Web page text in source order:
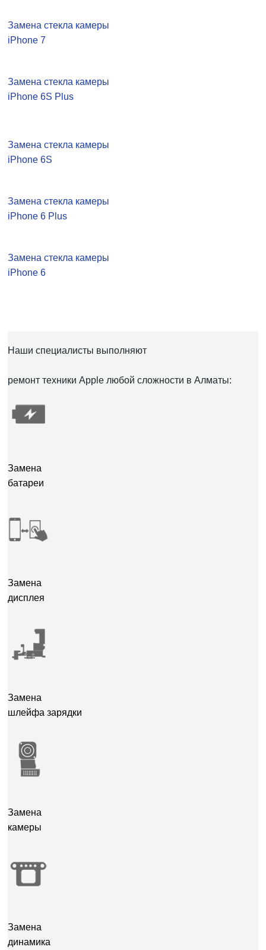
Замена стекла камеры
iPhone 7
Замена стекла камеры
iPhone 6S Plus
Замена стекла камеры
iPhone 6S
Замена стекла камеры
iPhone 6 Plus
Замена стекла камеры
iPhone 6
Наши специалисты выполняют
ремонт техники Apple любой сложности в Алматы:
Замена
батареи
Замена
дисплея
Замена
шлейфа зарядки
Замена
камеры
Замена
динамика